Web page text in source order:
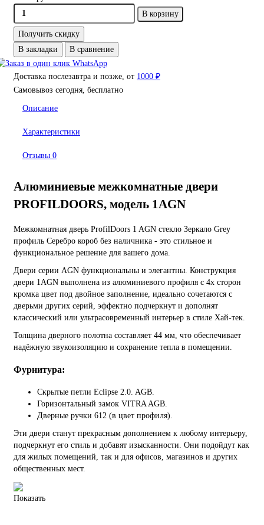
В корзину
Получить скидку
В закладки
В сравнение
Доставка послезавтра и позже, от 1000 ₽
Самовывоз сегодня, бесплатно
Описание
Характеристики
Отзывы 0
Алюминиевые межкомнатные двери
PROFILDOORS, модель 1AGN
Межкомнатная дверь ProfilDoors 1 AGN стекло Зеркало Grey
профиль Серебро короб без наличника - это стильное и
функциональное решение для вашего дома.
Двери серии AGN функциональны и элегантны. Конструкция
двери 1AGN выполнена из алюминиевого профиля с 4х сторон
кромка цвет под двойное заполнение, идеально сочетаются с
дверьми других серий, эффектно подчеркнут и дополнят
классический или ультрасовременный интерьер в стиле Хай-тек.
Толщина дверного полотна составляет 44 мм, что обеспечивает
надёжную звукоизоляцию и сохранение тепла в помещении.
Фурнитура:
Скрытые петли Eclipse 2.0. AGB.
Горизонтальный замок VITRA AGB.
Дверные ручки 612 (в цвет профиля).
Эти двери станут прекрасным дополнением к любому интерьеру,
подчеркнут его стиль и добавят изысканности. Они подойдут как
для жилых помещений, так и для офисов, магазинов и других
общественных мест.
Показать